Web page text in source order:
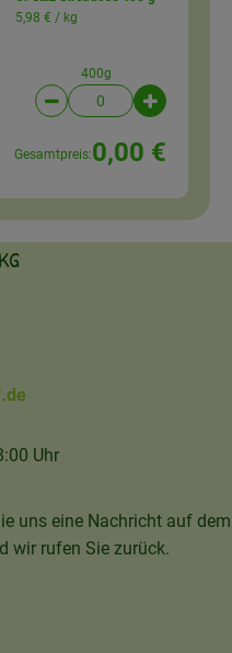
5,98 € / kg
400g
Artikelanzahl
Gesamtpreis:0,00 €
Uhr
uns eine Nachricht auf dem
wir rufen Sie zurück.